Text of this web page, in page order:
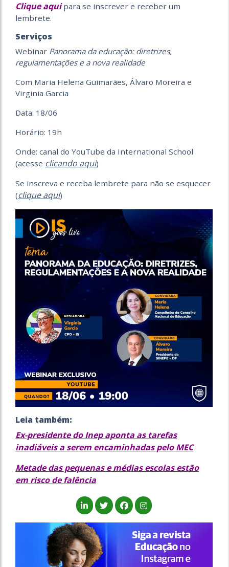
Clique aquipara se inscrever e receber um
lembrete.
Serviços
Webinar Panorama da educação: diretrizes,
regulamentações e a nova realidade
Com Maria Helena Guimarães, Álvaro Moreira e
Virginia Garcia
Data: 18/06
Horário: 19h
Onde: canal do YouTube da International School
(acesse clicando aqui)
Se inscreva e receba lembrete para não se esquecer
(clique aqui)
Leia também:
Ex-presidente do Inep aponta as tarefas
inadiáveis a serem encaminhadas pelo MEC
Metade das pequenas e médias escolas estão
em risco de falência